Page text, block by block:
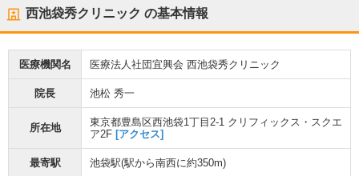
西池袋秀クリニック の基本情報
医療機関名 医療法人社団宜興会 西池袋秀クリニック
院長 池松 秀一
所在地
東京都豊島区西池袋1丁目2-1 クリフィックス・スクエ
ア2F [アクセス]
最寄駅 池袋駅(駅から南西に約350m)